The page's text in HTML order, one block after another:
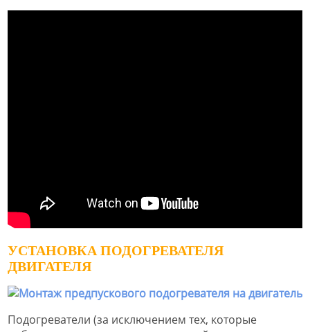
УСТАНОВКА ПОДОГРЕВАТЕЛЯ
ДВИГАТЕЛЯ
Подогреватели (за исключением тех, которые